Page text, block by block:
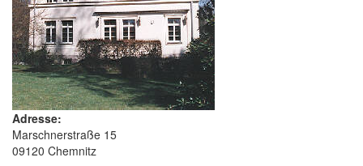
Adresse:
Marschnerstraße 15
09120 Chemnitz